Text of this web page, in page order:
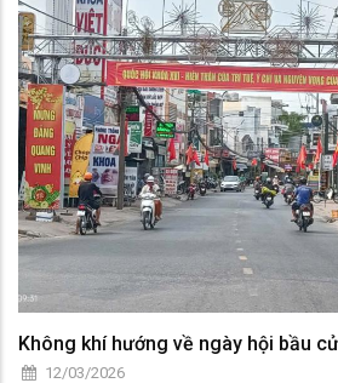
Không khí hướng về ngày hội bầu
12/03/2026